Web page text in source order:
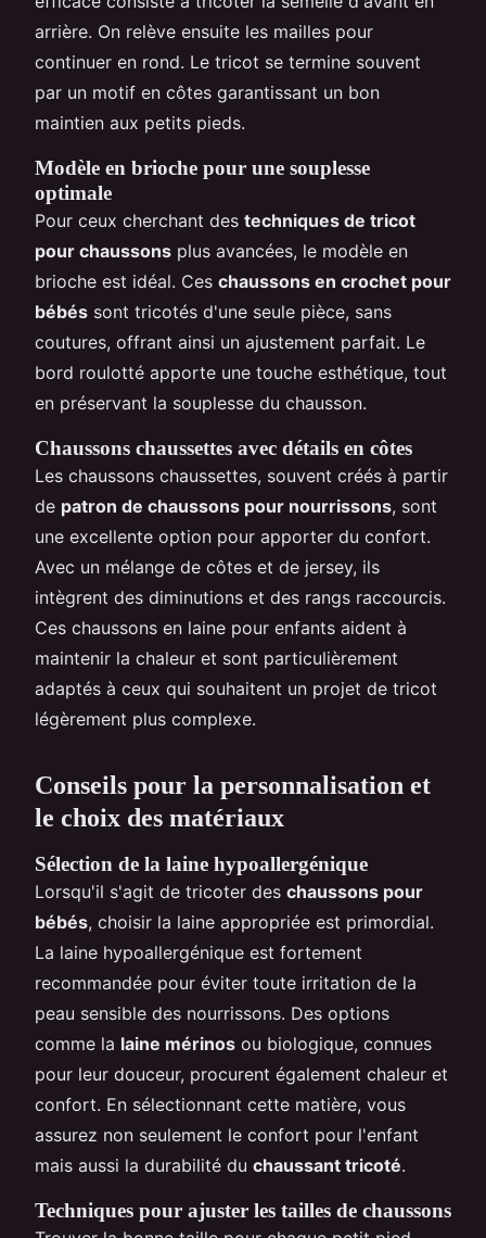
arrière. On relève ensuite les mailles pour
continuer en rond. Le tricot se termine souvent
par un motif en côtes garantissant un bon
maintien aux petits pieds.
Modèle en brioche pour une souplesse
optimale
Pour ceux cherchant des techniques de tricot
pour chaussons plus avancées, le modèle en
brioche est idéal. Ces chaussons en crochet pour
bébés sont tricotés d'une seule pièce, sans
coutures, offrant ainsi un ajustement parfait. Le
bord roulotté apporte une touche esthétique, tout
en préservant la souplesse du chausson.
Chaussons chaussettes avec détails en côtes
Les chaussons chaussettes, souvent créés à partir
de patron de chaussons pour nourrissons, sont
une excellente option pour apporter du confort.
Avec un mélange de côtes et de jersey, ils
intègrent des diminutions et des rangs raccourcis.
Ces chaussons en laine pour enfants aident à
maintenir la chaleur et sont particulièrement
adaptés à ceux qui souhaitent un projet de tricot
légèrement plus complexe.
Conseils pour la personnalisation et
le choix des matériaux
Sélection de la laine hypoallergénique
Lorsqu'il s'agit de tricoter des chaussons pour
bébés, choisir la laine appropriée est primordial.
La laine hypoallergénique est fortement
recommandée pour éviter toute irritation de la
peau sensible des nourrissons. Des options
comme la laine mérinos ou biologique, connues
pour leur douceur, procurent également chaleur et
confort. En sélectionnant cette matière, vous
assurez non seulement le confort pour l'enfant
mais aussi la durabilité du chaussant tricoté.
Techniques pour ajuster les tailles de chaussons